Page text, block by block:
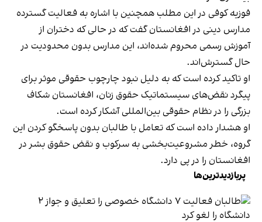
فوزیه کوفی در این مطلب همچنین با اشاره به فعالیت گسترده
مدارس دینی در افغانستان گفت که در حالی که دختران از
آموزش رسمی محروم شده‌اند، این مدارس بدون محدودیت در
حال گسترش‌اند.
او تاکید کرده است که به دلیل نبود چارچوب حقوقی موثر برای
پیگرد نقض‌های سیستماتیک حقوق زنان، افغانستان شکاف
بزرگی را در نظام حقوقی بین‌المللی آشکار کرده است.
او هشدار داده است که تعامل با طالبان بدون پاسخگو کردن این
گروه، خطر مشروعیت‌بخشی به سرکوب و نقض حقوق بشر در
افغانستان را در پی دارد.
پربازدیدترین‌ها